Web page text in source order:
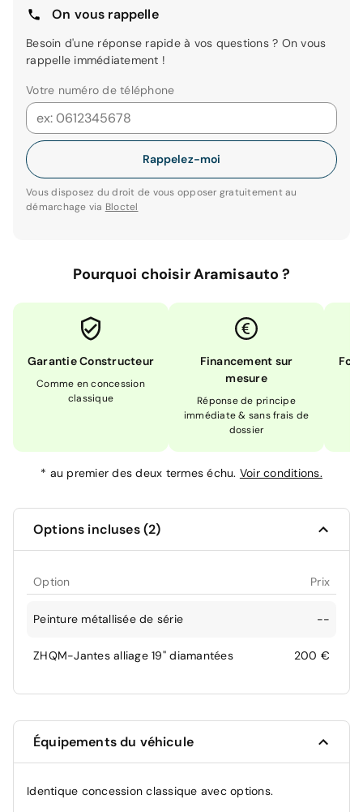
On vous rappelle
Besoin d'une réponse rapide à vos questions ? On vous
rappelle immédiatement !
Votre numéro de téléphone
Rappelez-moi
Vous disposez du droit de vous opposer gratuitement au
démarchage via Bloctel
Pourquoi choisir Aramisauto ?
Garantie Constructeur
Comme en concession
classique
Financement sur
mesure
Réponse de principe
immédiate & sans frais de
dossier
* au premier des deux termes échu. Voir conditions.
Options incluses (2)
Option Prix
Peinture métallisée de série --
ZHQM-Jantes alliage 19'' diamantées 200 €
Équipements du véhicule
Identique concession classique avec options.